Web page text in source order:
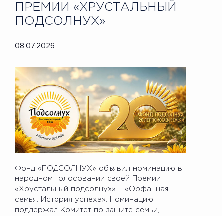
ПРЕМИИ «ХРУСТАЛЬНЫЙ
ПОДСОЛНУХ»
08.07.2026
Фонд «ПОДСОЛНУХ» объявил номинацию в
народном голосовании своей Премии
«Хрустальный подсолнух» – «Орфанная
семья. История успеха». Номинацию
поддержал Комитет по защите семьи,